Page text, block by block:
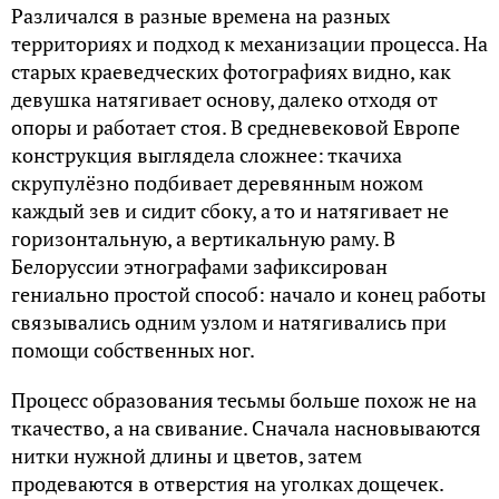
Различался в разные времена на разных
территориях и подход к механизации процесса. На
старых краеведческих фотографиях видно, как
девушка натягивает основу, далеко отходя от
опоры и работает стоя. В средневековой Европе
конструкция выглядела сложнее: ткачиха
скрупулёзно подбивает деревянным ножом
каждый зев и сидит сбоку, а то и натягивает не
горизонтальную, а вертикальную раму. В
Белоруссии этнографами зафиксирован
гениально простой способ: начало и конец работы
связывались одним узлом и натягивались при
помощи собственных ног.
Процесс образования тесьмы больше похож не на
ткачество, а на свивание. Сначала насновываются
нитки нужной длины и цветов, затем
продеваются в отверстия на уголках дощечек.